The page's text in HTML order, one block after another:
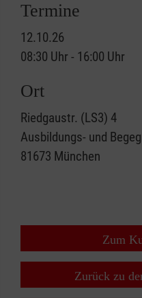
Termine
12.10.26
08:30 Uhr - 16:00 Uhr
Ort
Riedgaustr. (LS3) 4
Ausbildungs- und
81673 München
Zum
Zurück zu